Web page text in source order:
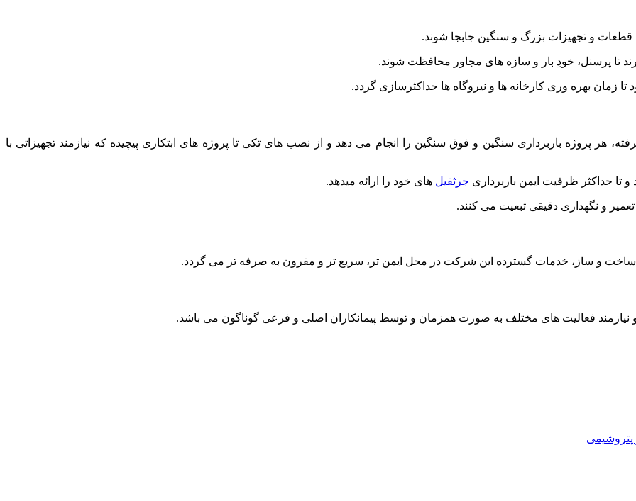
قطعات و تجهیزات بزرگ و سنگین جابجا شوند.
تا پرسنل، خودِ بار و سازه های مجاور محافظت شوند.
زمان بهره وری کارخانه ها و نیروگاه ها حداکثرسازی گردد.
هر پروژه باربرداری سنگین و فوق سنگین را انجام می دهد و از نصب های تکی تا پروژه های ابتکاری پیچیده که نیازمند تجهیزاتی با
جرثقیل های خود را ارائه میدهد.
تعمیر و نگهداری دقیقی تبعیت می کنند.
و ساز، خدمات گسترده این شرکت در محل ایمن تر، سریع تر و مقرون به صرفه تر می گردد.
نیازمند فعالیت های مختلف به صورت همزمان و توسط پیمانکاران اصلی و فرعی گوناگون می باشد.
پتروشیمی